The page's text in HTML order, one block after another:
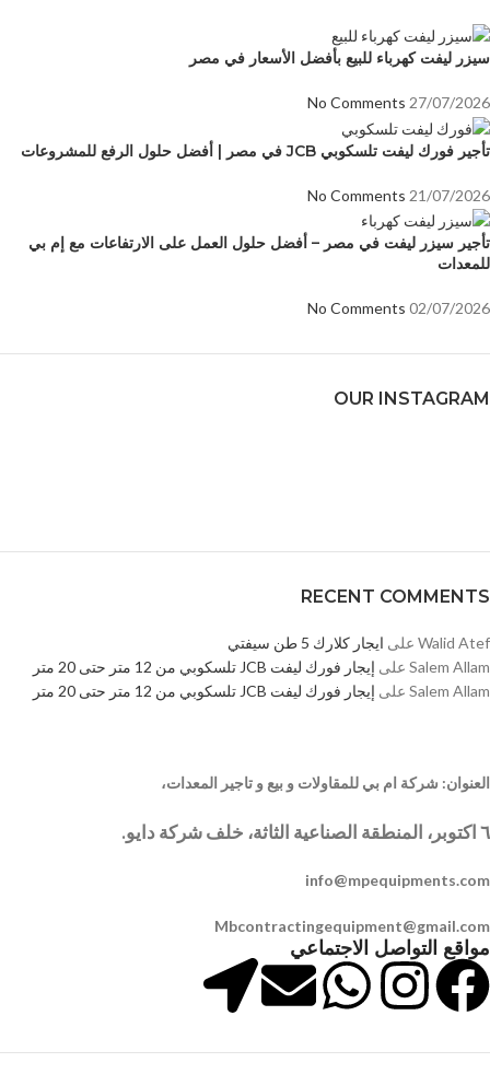
سيزر ليفت كهرباء للبيع بأفضل الأسعار في مصر
27/07/2026
No Comments
تأجير فورك ليفت تلسكوبي JCB في مصر | أفضل حلول الرفع للمشروعات
21/07/2026
No Comments
تأجير سيزر ليفت في مصر – أفضل حلول العمل على الارتفاعات مع إم بي
للمعدات
02/07/2026
No Comments
OUR INSTAGRAM
RECENT COMMENTS
‪Walid Atef‬‏ على ايجار كلارك 5 طن سيفتي
Salem Allam على إيجار فورك ليفت JCB تلسكوبي من 12 متر حتى 20 متر
Salem Allam على إيجار فورك ليفت JCB تلسكوبي من 12 متر حتى 20 متر
العنوان: شركة ام بي للمقاولات و بيع و تاجير المعدات،
٦ اكتوبر، المنطقة الصناعية الثاثة، خلف شركة دايو.
info@mpequipments.com
Mbcontractingequipment@gmail.com
مواقع التواصل الاجتماعي